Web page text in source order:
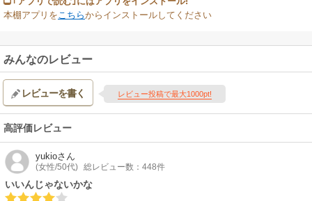
本棚アプリを こちらからインストールしてください
みんなのレビュー
レビューを書く レビュー投稿で最大1000pt!
高評価レビュー
yukioさん
(女性/50代) 総レビュー数：448件
いいんじゃないかな